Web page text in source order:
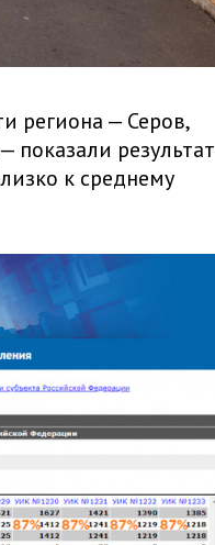
региона — Серов,
показали результат
к среднему